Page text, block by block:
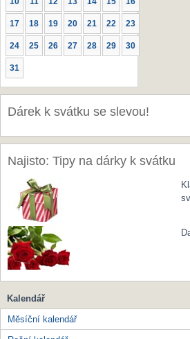
17 18 19 20 21 22 23
24 25 26 27 28 29 30
31
Dárek k svátku se slevou!
Najisto: Tipy na dárky k svátku
Kalendář
Měsíční kalendář